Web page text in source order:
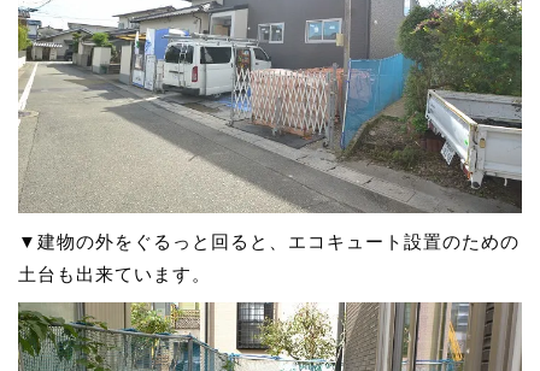
▼建物の外をぐるっと回ると、エコキュート設置のための
土台も出来ています。